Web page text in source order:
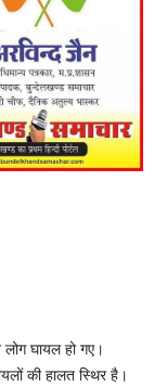
घायल हो गए।
की हालत स्थिर है।